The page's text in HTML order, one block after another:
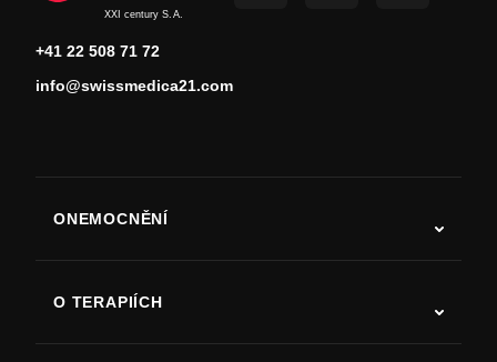
XXI century S.A.
+41 22 508 71 72
info@swissmedica21.com
ONEMOCNĚNÍ
O TERAPIÍCH